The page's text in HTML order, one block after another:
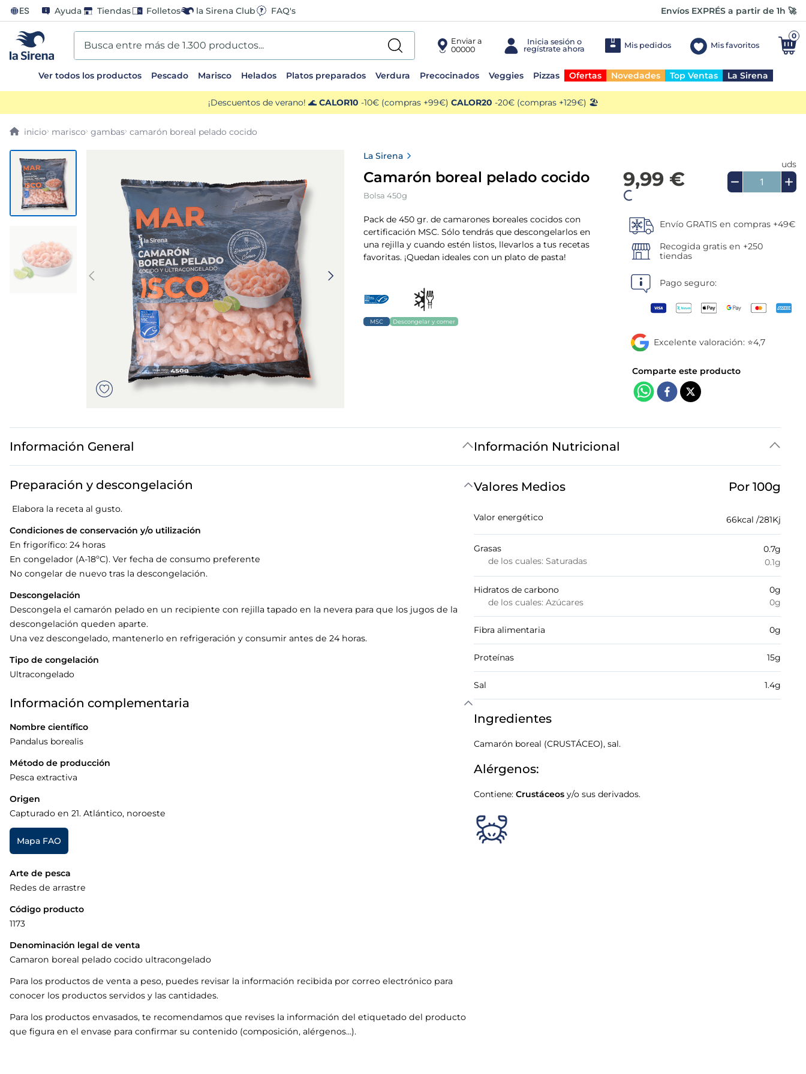
ES Ayuda Tiendas Folletos la Sirena Club FAQ's Envíos EXPRÉS a partir de 1h 🚀
Busca entre más de 1.300 productos...
Enviar a
00000
Mis pedidos Mis favoritos
0
Ver todos los productos Pescado Marisco Helados Platos preparados Verdura Precocinados Veggies Pizzas Ofertas Novedades Top Ventas La Sirena
¡Descuentos de verano! 🌊 CALOR10 -10€ (compras +99€) CALOR20 -20€ (compras +129€) 🏖️
marisco gambas camarón boreal pelado cocido
La Sirena
Camarón boreal pelado cocido
Bolsa 450g
Pack de 450 gr. de camarones boreales cocidos con
certificación MSC. Sólo tendrás que descongelarlos en
una rejilla y cuando estén listos, llevarlos a tus recetas
favoritas. ¡Quedan ideales con un plato de pasta!
MSC Descongelar y comer
9,99 €
uds
Recogida gratis en +250
Información General
Preparación y descongelación
Elabora la receta al gusto.
Condiciones de conservación y/o utilización
En frigorífico: 24 horas
En congelador (A-18ºC). Ver fecha de consumo preferente
No congelar de nuevo tras la descongelación.
Descongelación
Descongela el camarón pelado en un recipiente con rejilla tapado en la nevera para que los jugos de la
descongelación queden aparte.
Una vez descongelado, mantenerlo en refrigeración y consumir antes de 24 horas.
Tipo de congelación
Ultracongelado
Información complementaria
Nombre científico
Pandalus borealis
Método de producción
Pesca extractiva
Origen
Capturado en 21. Atlántico, noroeste
Mapa FAO
Arte de pesca
Redes de arrastre
Código producto
1173
Denominación legal de venta
Camaron boreal pelado cocido ultracongelado
Para los productos de venta a peso, puedes revisar la información recibida por correo electrónico para
conocer los productos servidos y las cantidades.
Para los productos envasados, te recomendamos que revises la información del etiquetado del producto
que figura en el envase para confirmar su contenido (composición, alérgenos…).
Información Nutricional
Valores Medios Por 100g
Valor energético 66kcal /281Kj
Grasas
de los cuales: Saturadas
0.7g
0.1g
Hidratos de carbono
de los cuales: Azúcares
0g
0g
Fibra alimentaria 0g
Proteínas 15g
Sal 1.4g
Ingredientes
Camarón boreal (CRUSTÁCEO), sal.
Alérgenos:
Contiene: Crustáceos y/o sus derivados.
TÉRMINOS MÁS BUSCADOS
1. helados sirena
3. patatas
4. gamba
6. croquetas